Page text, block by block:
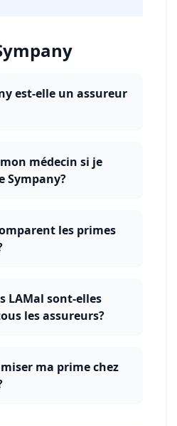
est-elle un assureur
médecin si je
Sympany?
les primes
LAMal sont-elles
les assureurs?
ma prime chez